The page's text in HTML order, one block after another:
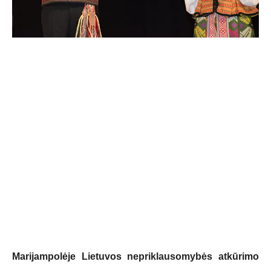
Marijampolėje Lietuvos nepriklausomybės atkūrimo